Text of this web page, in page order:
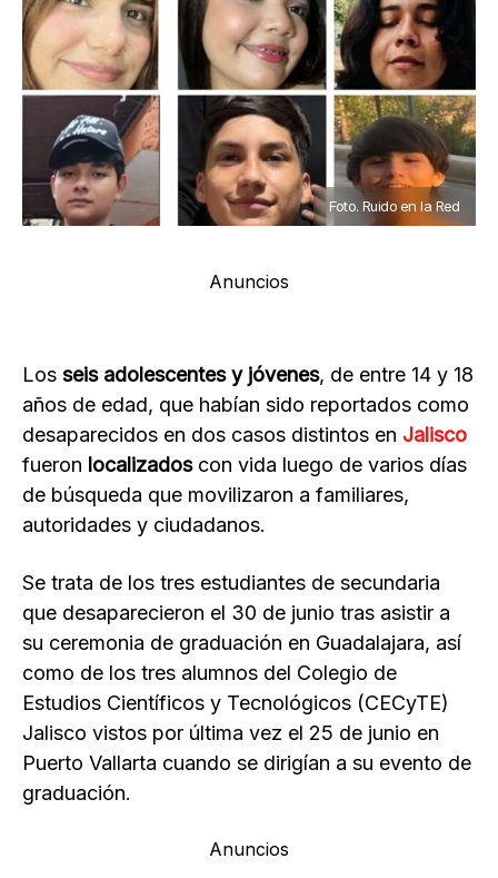
Foto. Ruido en la Red
Anuncios
Los seis adolescentes y jóvenes, de entre 14 y 18
años de edad, que habían sido reportados como
desaparecidos en dos casos distintos en Jalisco
fueron localizadoscon vida luego de varios días
de búsqueda que movilizaron a familiares,
autoridades y ciudadanos.
Se trata de los tres estudiantes de secundaria
que desaparecieron el 30 de junio tras asistir a
su ceremonia de graduación en Guadalajara, así
como de los tres alumnos del Colegio de
Estudios Científicos y Tecnológicos (CECyTE)
Jalisco vistos por última vez el 25 de junio en
Puerto Vallarta cuando se dirigían a su evento de
graduación.
Anuncios